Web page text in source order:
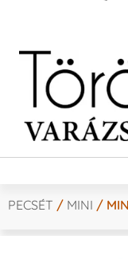
PECSÉT / MINI /